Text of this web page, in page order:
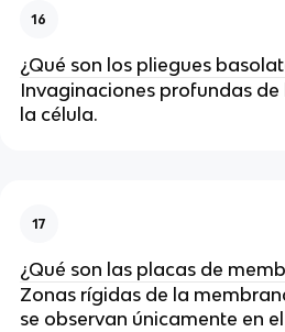
16
¿Qué son los pliegues
Invaginaciones profundas
la célula.
17
¿Qué son las placas de
Zonas rígidas de la
se observan únicamente en